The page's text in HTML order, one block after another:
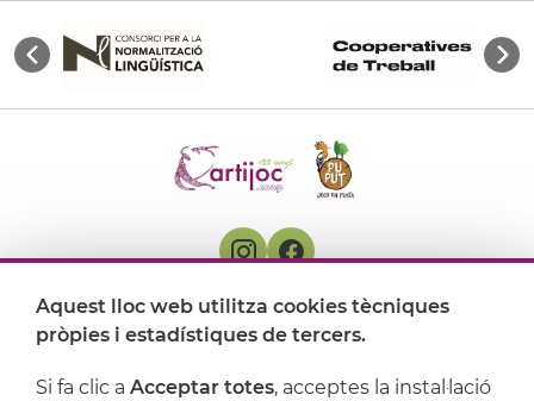
On ens trobem
Aquest lloc web utilitza cookies tècniques
pròpies i estadístiques de tercers.
Si fa clic a Acceptar totes, acceptes la instal·lació